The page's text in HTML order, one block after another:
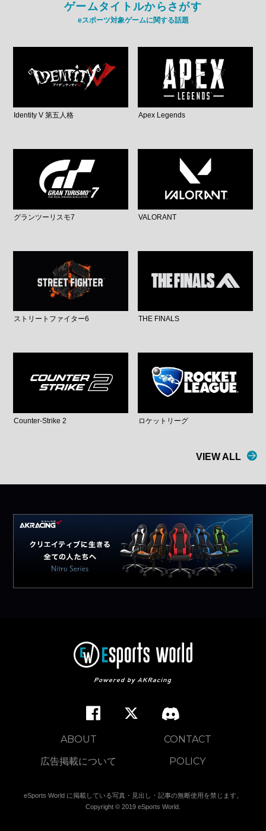
ゲームタイトルからさがす
eスポーツ対象ゲームに関する話題
Identity V 第五人格 Apex Legends
グランツーリスモ7 VALORANT
ストリートファイター6 THE FINALS
Counter-Strike 2 ロケットリーグ
VIEW ALL
ABOUT
CONTACT
広告掲載について
POLICY
eSports World に掲載している写真・見出し・記事の無断使用を禁じます。
Copyright © 2019 eSports World.